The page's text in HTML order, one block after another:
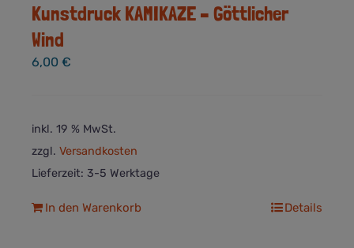
Kunstdruck KAMIKAZE – Göttlicher
Wind
6,00 €
inkl. 19 % MwSt.
zzgl. Versandkosten
Lieferzeit: 3-5 Werktage
In den Warenkorb Details